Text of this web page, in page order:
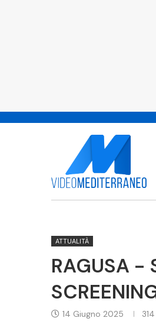
ATTUALITÀ
RAGUSA -
14 Giugno 2025 314